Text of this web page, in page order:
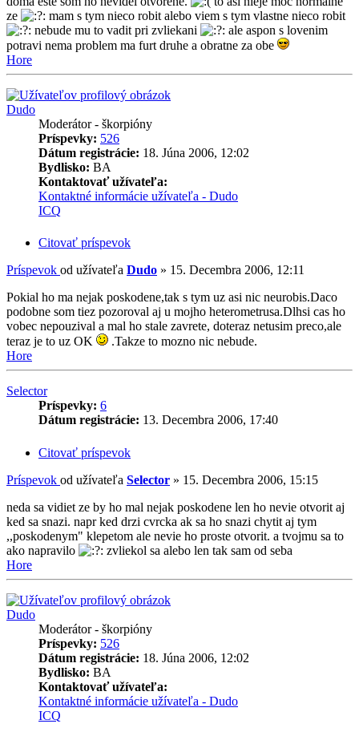
ze
mam s tym nieco robit alebo viem s tym vlastne nieco robit
nebude mu to vadit pri zvliekani
ale aspon s lovenim
potravi nema problem ma furt druhe a obratne za obe
Hore
Dudo
Moderátor - škorpióny
Príspevky: 526
Dátum registrácie: 18. Júna 2006, 12:02
Bydlisko: BA
Kontaktovať užívateľa:
Kontaktné informácie užívateľa - Dudo
ICQ
Citovať príspevok
Príspevok od užívateľa Dudo » 15. Decembra 2006, 12:11
Pokial ho ma nejak poskodene,tak s tym uz asi nic neurobis.Daco
podobne som tiez pozoroval aj u mojho heterometrusa.Dlhsi cas ho
vobec nepouzival a mal ho stale zavrete, doteraz netusim preco,ale
teraz je to uz OK
.Takze to mozno nic nebude.
Hore
Selector
Príspevky: 6
Dátum registrácie: 13. Decembra 2006, 17:40
Citovať príspevok
Príspevok od užívateľa Selector » 15. Decembra 2006, 15:15
neda sa vidiet ze by ho mal nejak poskodene len ho nevie otvorit aj
ked sa snazi. napr ked drzi cvrcka ak sa ho snazi chytit aj tym
,,poskodenym" klepetom ale nevie ho proste otvorit. a tvojmu sa to
ako napravilo
zvliekol sa alebo len tak sam od seba
Hore
Dudo
Moderátor - škorpióny
Príspevky: 526
Dátum registrácie: 18. Júna 2006, 12:02
Bydlisko: BA
Kontaktovať užívateľa:
Kontaktné informácie užívateľa - Dudo
ICQ